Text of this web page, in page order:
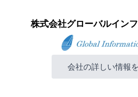
株式会社グローバルイン
会社の詳しい情報